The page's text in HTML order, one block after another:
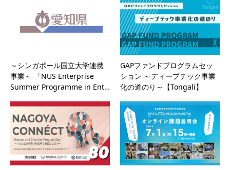
～シンガポール国立大学連携
事業～ 「NUS Enterprise
Summer Programme in Ent…
GAPファンドプログラムセッ
ション ～ディープテック事業
化の道のり～【Tongali】